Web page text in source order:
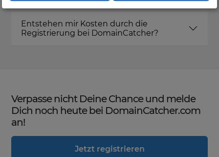
Entstehen mir Kosten durch die
Registrierung bei DomainCatcher?
Verpasse nicht Deine Chance und melde
Dich noch heute bei DomainCatcher.com
an!
Jetzt registrieren